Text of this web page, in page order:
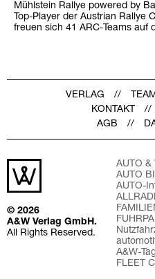
Mühlstein Rallye powered by
Top-Player der Austrian Rallye
freuen sich 41 ARC-Teams auf
VERLAG TEAM
KONTAKT
AGB
© 2026
A&W Verlag GmbH.
All Rights Reserved.
AUTO &
AUTO
AUTO-
A&W-Tag
FLEET